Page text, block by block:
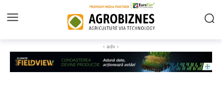
‹ adv ›